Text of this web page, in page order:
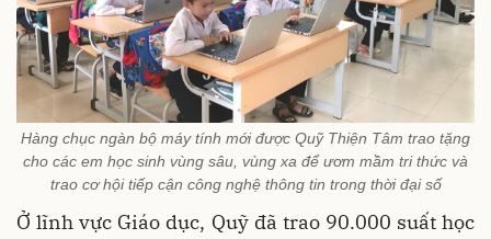
Hàng chục ngàn bộ máy tính mới được Quỹ Thiện Tâm trao tặng
cho các em học sinh vùng sâu, vùng xa để ươm mầm tri thức và
trao cơ hội tiếp cận công nghệ thông tin trong thời đại số
Ở lĩnh vực Giáo dục, Quỹ đã trao 90.000 suất học